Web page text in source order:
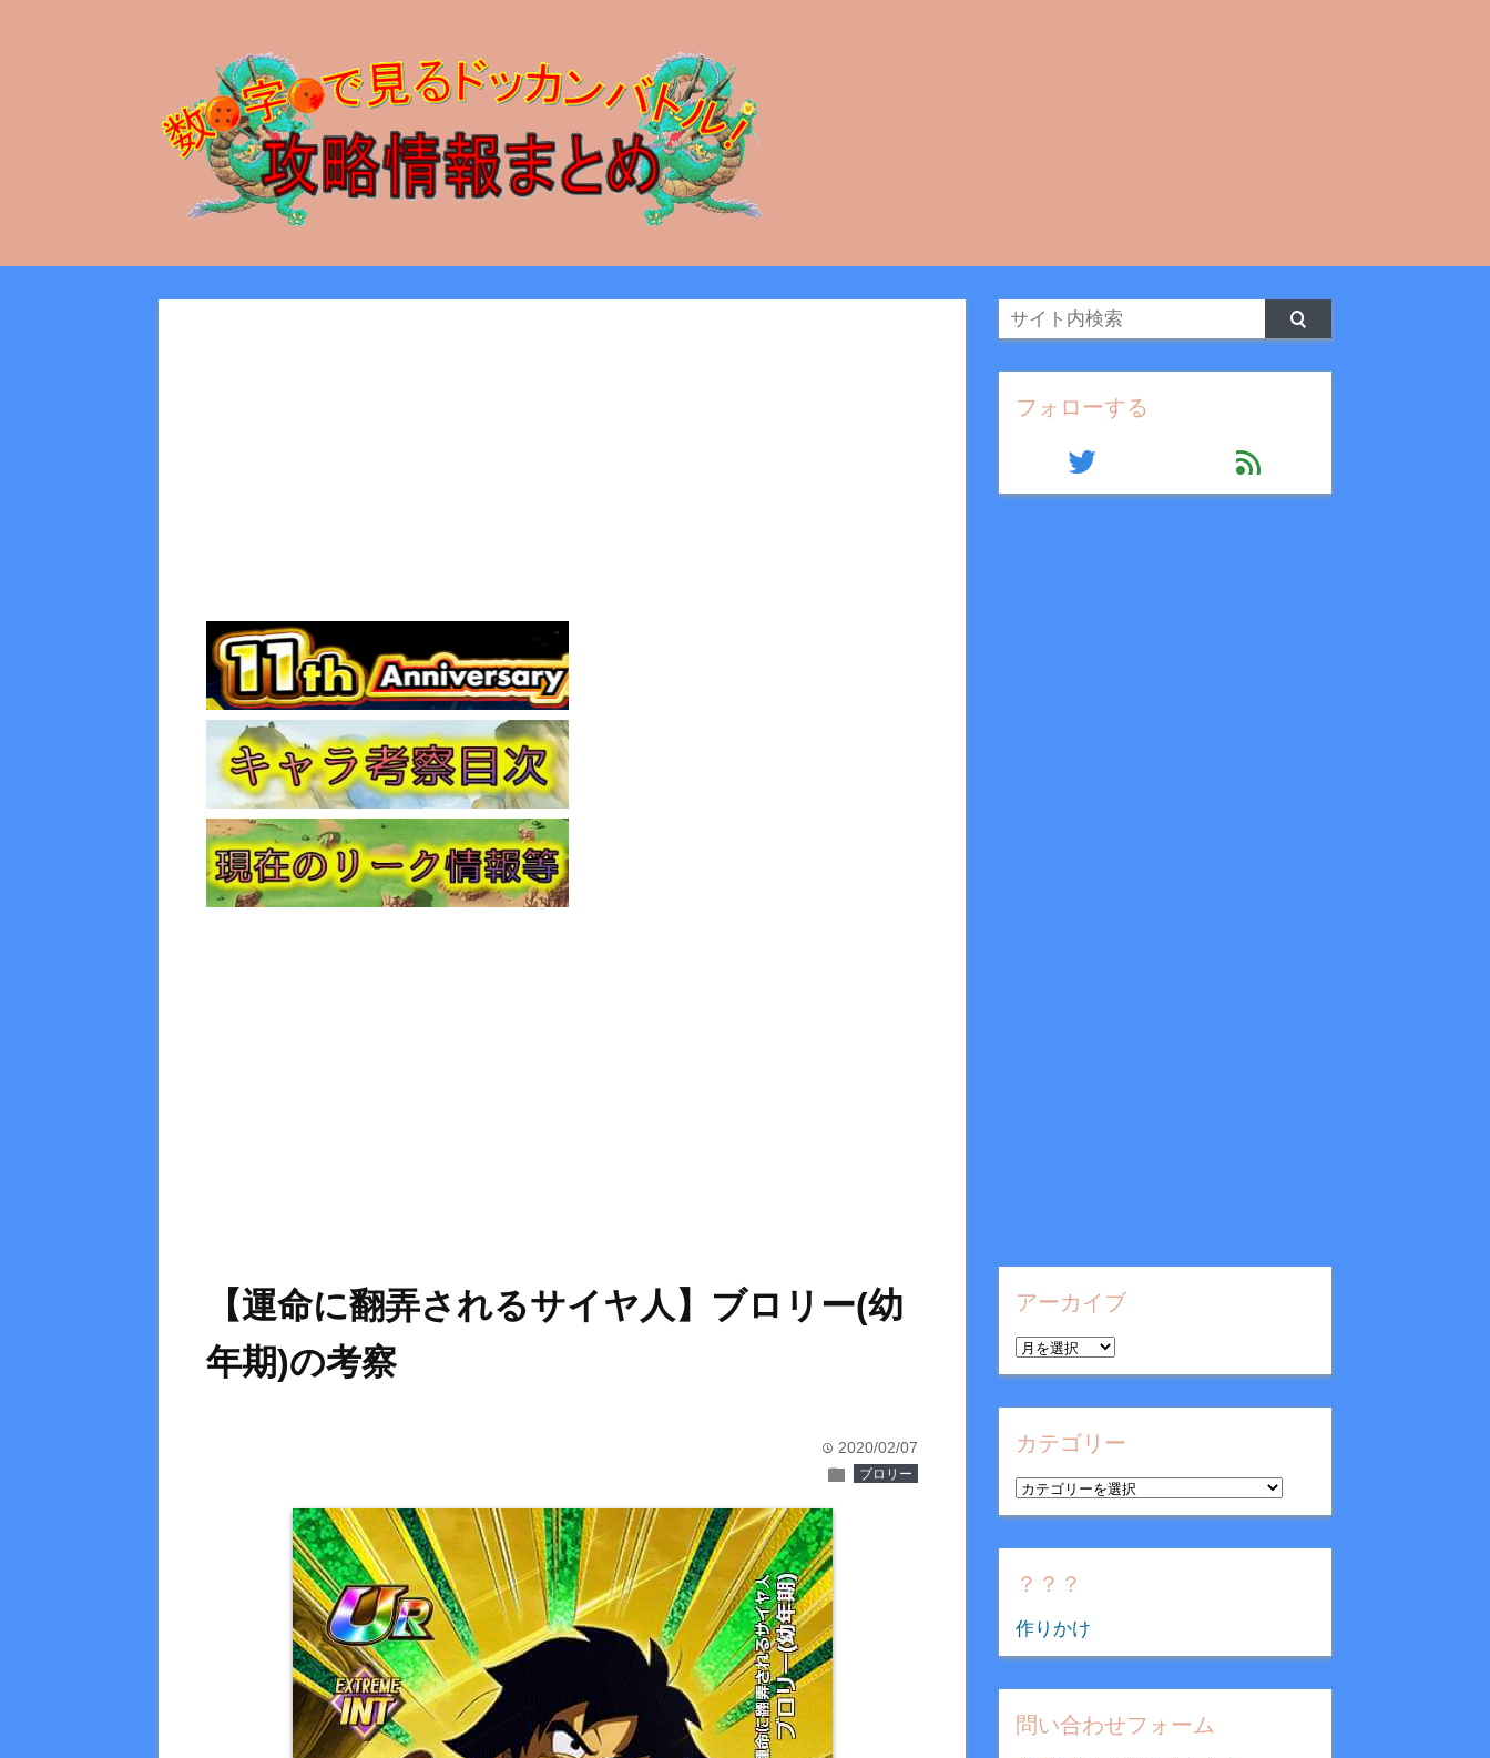
【運命に翻弄されるサイヤ人】ブロリー(幼
年期)の考察
time 2020/02/07
folder ブロリー
フォローする
twitter feed
アーカイブ
ア
ー
カ
イ
カテゴリー
カ
テ
ゴ
リ
？？？
作りかけ
問い合わせフォーム